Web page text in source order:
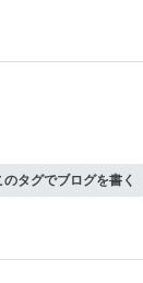
のタグでブログを書く